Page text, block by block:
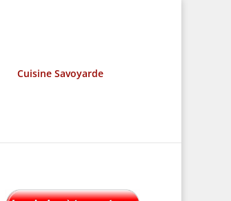
Cuisine Savoyarde